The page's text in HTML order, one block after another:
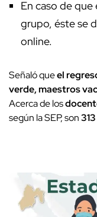
En caso de que
grupo, éste se
online.
Señaló queel
verde, maestros
Acerca de los
según la SEP, son